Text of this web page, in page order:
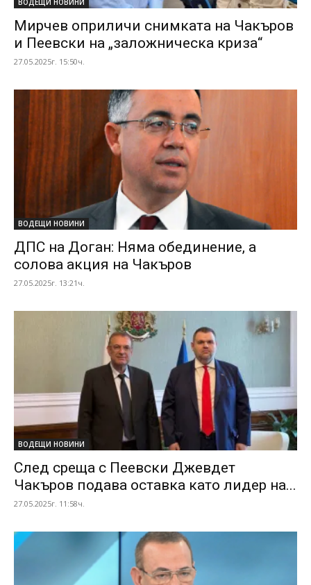
ВОДЕЩИ НОВИНИ
Мирчев оприличи снимката на Чакъров
и Пеевски на „заложническа криза“
27.05.2025г. 15:50ч.
ВОДЕЩИ НОВИНИ
ДПС на Доган: Няма обединение, а
солова акция на Чакъров
27.05.2025г. 13:21ч.
ВОДЕЩИ НОВИНИ
След среща с Пеевски Джевдет
Чакъров подава оставка като лидер на...
27.05.2025г. 11:58ч.